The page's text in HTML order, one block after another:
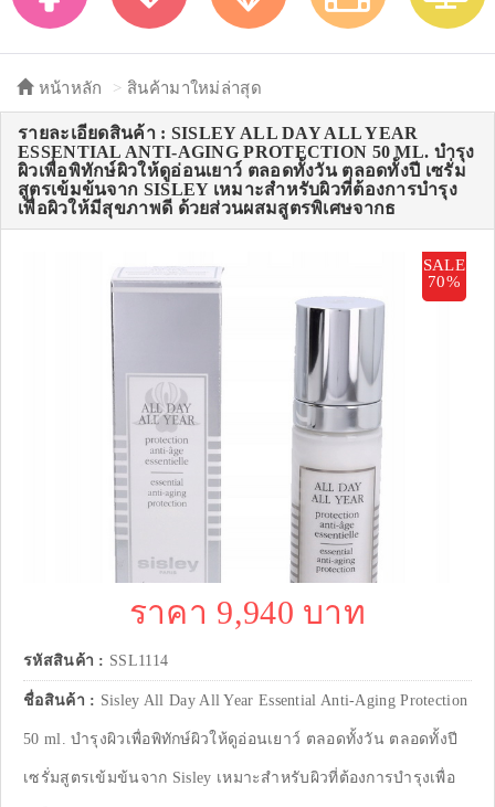
หน้าหลัก สินค้ามาใหม่ล่าสุด
รายละเอียดสินค้า : SISLEY ALL DAY ALL YEAR
ESSENTIAL ANTI-AGING PROTECTION 50 ML. บำรุง
ผิวเพื่อพิทักษ์ผิวให้ดูอ่อนเยาว์ ตลอดทั้งวัน ตลอดทั้งปี เซรั่ม
สูตรเข้มข้นจาก SISLEY เหมาะสำหรับผิวที่ต้องการบำรุง
เพื่อผิวให้มีสุขภาพดี ด้วยส่วนผสมสูตรพิเศษจากธ
SALE
70%
ราคา 9,940 บาท
รหัสสินค้า : SSL1114
ชื่อสินค้า : Sisley All Day All Year Essential Anti-Aging Protection
50 ml. บำรุงผิวเพื่อพิทักษ์ผิวให้ดูอ่อนเยาว์ ตลอดทั้งวัน ตลอดทั้งปี
เซรั่มสูตรเข้มข้นจาก Sisley เหมาะสำหรับผิวที่ต้องการบำรุงเพื่อ